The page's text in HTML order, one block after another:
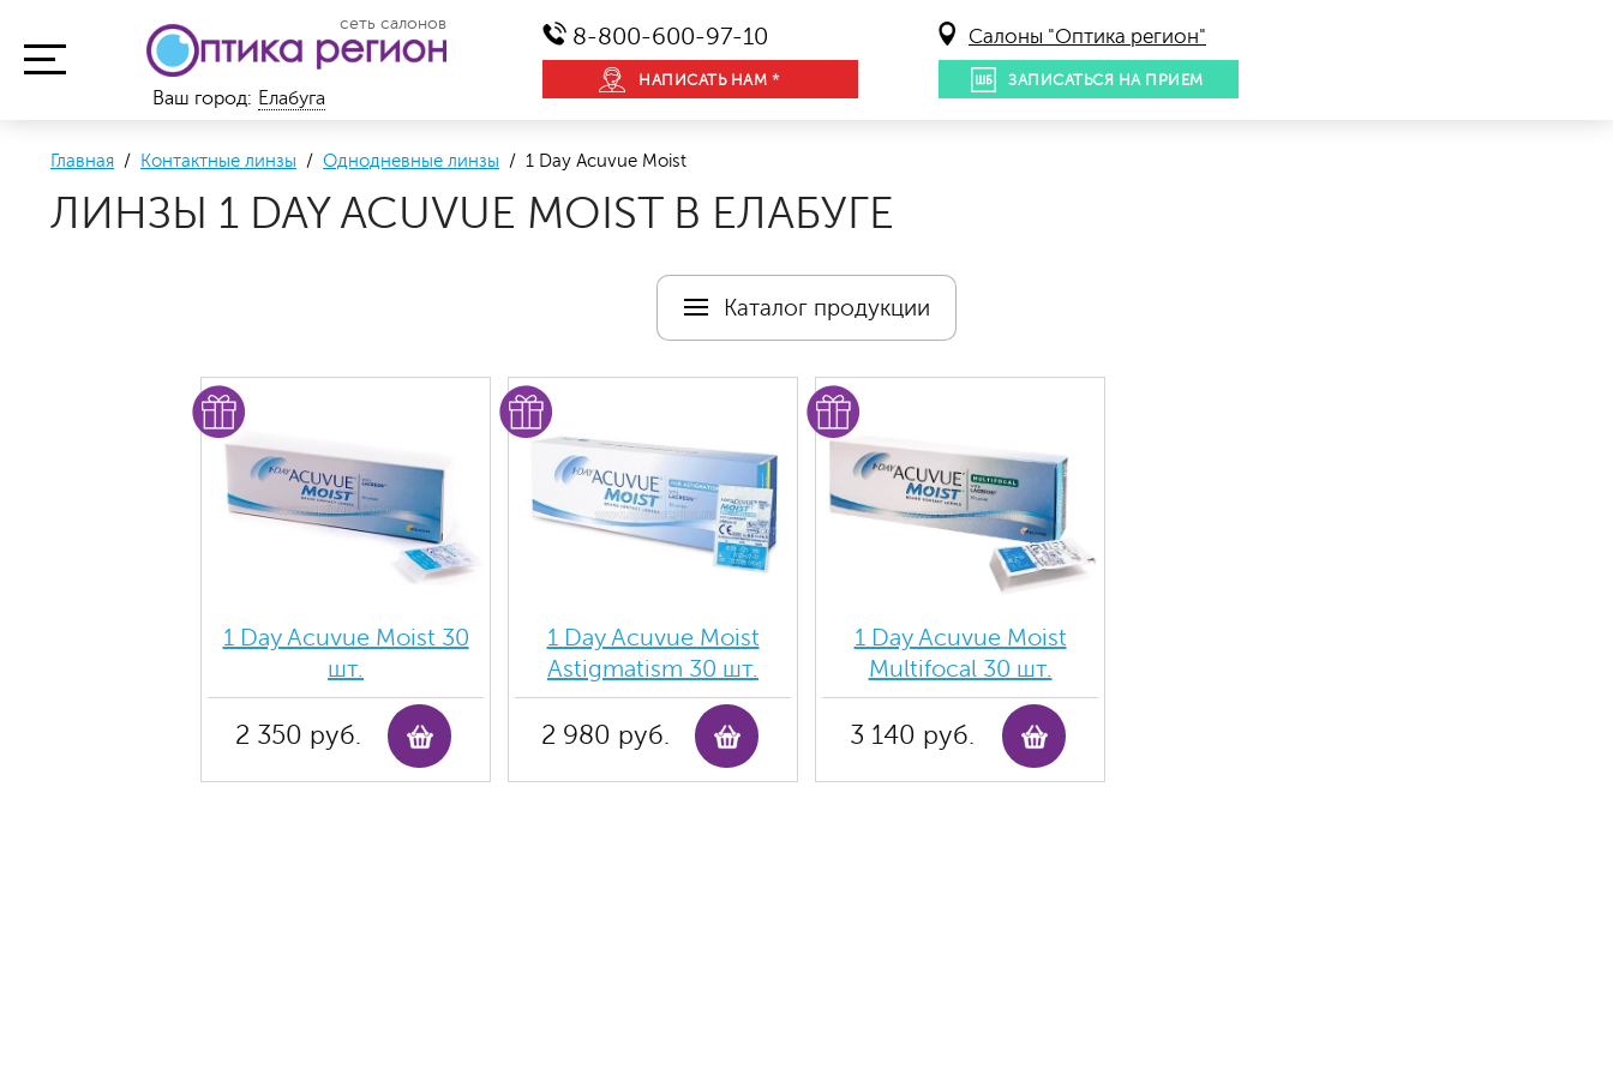
сеть салонов 8-800-600-97-10
НАПИСАТЬ НАМ *
Салоны "Оптика регион"
ЗАПИСАТЬСЯ НА ПРИЕМ
Ваш город: Елабуга
Главная / Контактные линзы / Однодневные линзы / 1 Day Acuvue Moist
ЛИНЗЫ 1 DAY ACUVUE MOIST В ЕЛАБУГЕ
Каталог продукции
1 Day Acuvue Moist 30
шт.
2 350 руб.
1 Day Acuvue Moist
Аstigmatism 30 шт.
2 980 руб.
1 Day Acuvue Moist
Multifocal 30 шт.
3 140 руб.